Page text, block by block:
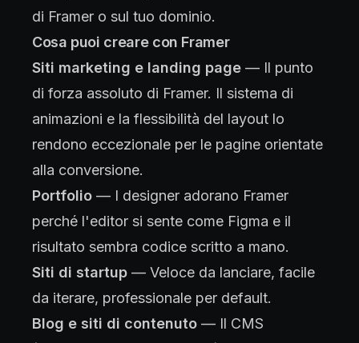
di Framer o sul tuo dominio.
Cosa puoi creare con Framer
Siti marketing e landing page — Il punto
di forza assoluto di Framer. Il sistema di
animazioni e la flessibilità del layout lo
rendono eccezionale per le pagine orientate
alla conversione.
Portfolio — I designer adorano Framer
perché l'editor si sente come Figma e il
risultato sembra codice scritto a mano.
Siti di startup — Veloce da lanciare, facile
da iterare, professionale per default.
Blog e siti di contenuto — Il CMS